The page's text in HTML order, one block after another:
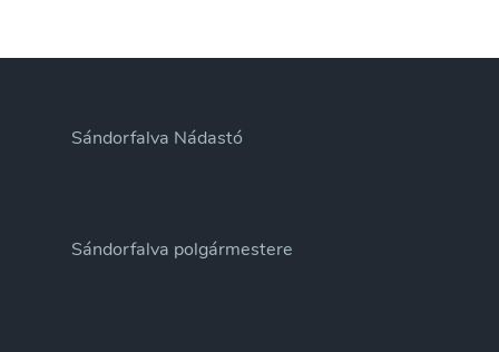
Sándorfalva Nádastó
Sándorfalva polgármestere